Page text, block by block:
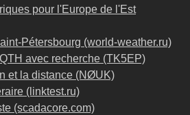
pour l'Europe de l'Est
Pétersbourg (world-weather.ru)
avec recherche (TK5EP)
et la distance (NØUK)
(linktest.ru)
(scadacore.com)